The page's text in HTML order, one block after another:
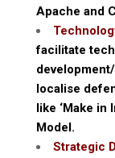
Apache and
facilitate
localise
like ‘Make in
Model.
Strategic